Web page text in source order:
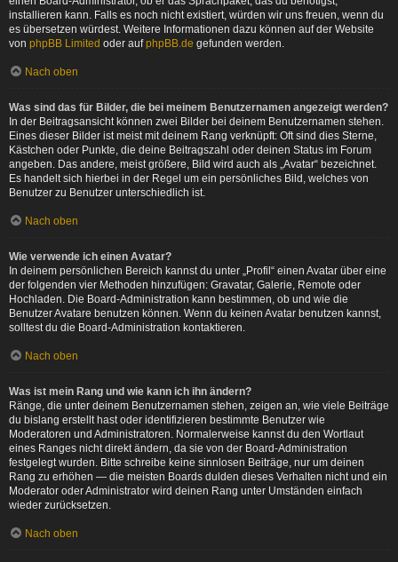
installieren kann. Falls es noch nicht existiert, würden wir uns freuen, wenn du
es übersetzen würdest. Weitere Informationen dazu können auf der Website
von phpBB Limited oder aufphpBB.de gefunden werden.
Nach oben
Was sind das für Bilder, die bei meinem Benutzernamen angezeigt werden?
In der Beitragsansicht können zwei Bilder bei deinem Benutzernamen stehen.
Eines dieser Bilder ist meist mit deinem Rang verknüpft: Oft sind dies Sterne,
Kästchen oder Punkte, die deine Beitragszahl oder deinen Status im Forum
angeben. Das andere, meist größere, Bild wird auch als „Avatar“ bezeichnet.
Es handelt sich hierbei in der Regel um ein persönliches Bild, welches von
Benutzer zu Benutzer unterschiedlich ist.
Nach oben
Wie verwende ich einen Avatar?
In deinem persönlichen Bereich kannst du unter „Profil“ einen Avatar über eine
der folgenden vier Methoden hinzufügen: Gravatar, Galerie, Remote oder
Hochladen. Die Board-Administration kann bestimmen, ob und wie die
Benutzer Avatare benutzen können. Wenn du keinen Avatar benutzen kannst,
solltest du die Board-Administration kontaktieren.
Nach oben
Was ist mein Rang und wie kann ich ihn ändern?
Ränge, die unter deinem Benutzernamen stehen, zeigen an, wie viele Beiträge
du bislang erstellt hast oder identifizieren bestimmte Benutzer wie
Moderatoren und Administratoren. Normalerweise kannst du den Wortlaut
eines Ranges nicht direkt ändern, da sie von der Board-Administration
festgelegt wurden. Bitte schreibe keine sinnlosen Beiträge, nur um deinen
Rang zu erhöhen — die meisten Boards dulden dieses Verhalten nicht und ein
Moderator oder Administrator wird deinen Rang unter Umständen einfach
wieder zurücksetzen.
Nach oben